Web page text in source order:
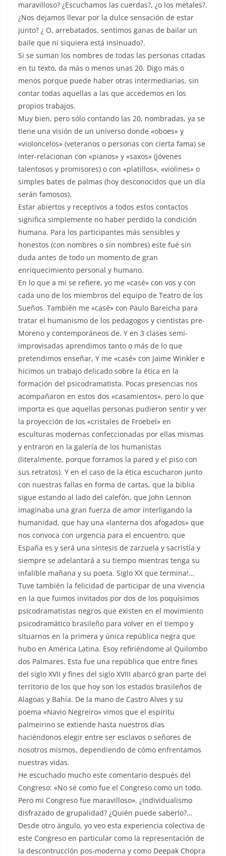
maravilloso? ¿Escuchamos las cuerdas?, ¿o los metales?.
¿Nos dejamos llevar por la dulce sensación de estar
junto? ¿ O, arrebatados, sentimos ganas de bailar un
baile que ni siquiera está insinuado?.
Si se suman los nombres de todas las personas citadas
en tu texto, da más o menos unas 20. Digo más o
menos porque puede haber otras intermediarias, sin
contar todas aquellas a las que accedemos en los
propios trabajos.
Muy bien, pero sólo contando las 20, nombradas, ya se
tiene una visión de un universo donde «oboes» y
«violoncelos» (veteranos o personas con cierta fama) se
inter-relacionan con «pianos» y «saxos» (jóvenes
talentosos y promisores) o con «platillos», «violines» o
simples bates de palmas (hoy desconocidos que un día
serán famosos).
Estar abiertos y receptivos a todos estos contactos
significa simplemente no haber perdido la condición
humana. Para los participantes más sensibles y
honestos (con nombres o sin nombres) este fué sin
duda antes de todo un momento de gran
enriquecimiento personal y humano.
En lo que a mi se refiere, yo me «casé» con vos y con
cada uno de los miembros del equipo de Teatro de los
Sueños. También me «casé» con Paulo Bareicha para
tratar el humanismo de los pedagogos y cientistas pre-
Moreno y contemporáneos de. Y en 3 clases semi-
improvisadas aprendimos tanto o más de lo que
pretendimos enseñar, Y me «casé» con Jaime Winkler e
hicimos un trabajo delicado sobre la ética en la
formación del psicodramatista. Pocas presencias nos
acompañaron en estos dos «casamientos», pero lo que
importa es que aquellas personas pudieron sentir y ver
la proyección de los «cristales de Froebel» en
esculturas modernas confeccionadas por ellas mismas
y entraron en la galería de los humanistas
(literalmente, porque forramos la pared y el piso con
sus retratos). Y en el caso de la ética escucharon junto
con nuestras fallas en forma de cartas, que la biblia
sigue estando al lado del calefón, que John Lennon
imaginaba una gran fuerza de amor interligando la
humanidad, que hay una «lanterna dos afogados» que
nos convoca con urgencia para el encuentro, que
España es y será una síntesis de zarzuela y sacristía y
siempre se adelantará a su tiempo mientras tenga su
infalible mañana y su poeta. Siglo XX que termina!…
Tuve también la felicidad de participar de una vivencia
en la que fuimos invitados por dos de los poquísimos
psicodramatistas negros que existen en el movimiento
psicodramático brasileño para volver en el tiempo y
situarnos en la primera y única república negra que
hubo en América Latina. Esoy refiriéndome al Quilombo
dos Palmares. Esta fue una república que entre fines
del siglo XVII y fines del siglo XVIII abarcó gran parte del
territorio de los que hoy son los estados brasileños de
Alagoas y Bahía. De la mano de Castro Alves y su
poema «Navio Negreiro» vimos que el espíritu
palmeirino se extiende hasta nuestros días
haciéndonos elegir entre ser esclavos o señores de
nosotros mismos, dependiendo de cómo enfrentamos
nuestras vidas.
He escuchado mucho este comentario después del
Congreso: «No sé como fue el Congreso como un todo.
Pero mi Congreso fue maravilloso». ¿Individualismo
disfrazado de grupalidad? ¿Quién puede saberlo?…
Desde otro ángulo, yo veo esta experiencia colectiva de
este Congreso en particular como la representación de
la descontrucción pos-moderna y como Deepak Chopra